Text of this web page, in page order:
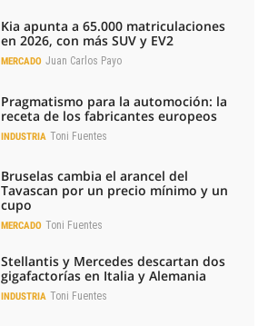
Kia apunta a 65.000 matriculaciones
en 2026, con más SUV y EV2
MERCADO Juan Carlos Payo
Pragmatismo para la automoción: la
receta de los fabricantes europeos
INDUSTRIA Toni Fuentes
Bruselas cambia el arancel del
Tavascan por un precio mínimo y un
cupo
MERCADO Toni Fuentes
Stellantis y Mercedes descartan dos
gigafactorías en Italia y Alemania
INDUSTRIA Toni Fuentes